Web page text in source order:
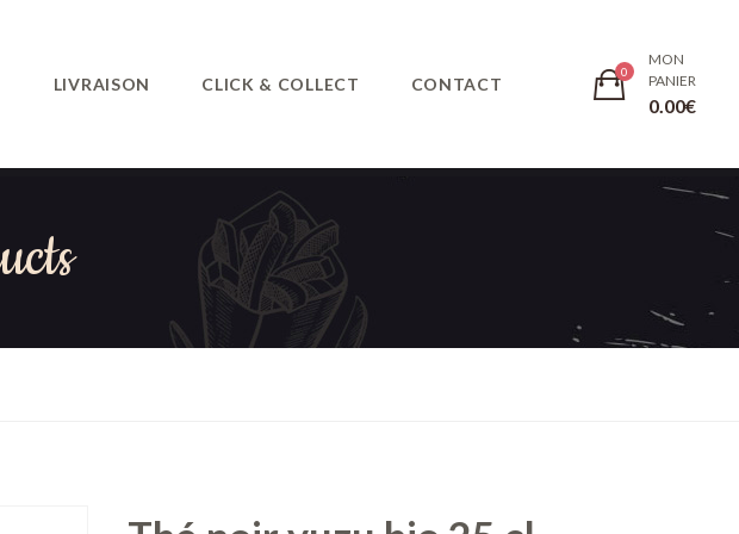
LIVRAISON CLICK & COLLECT CONTACT
MON
PANIER
0.00€